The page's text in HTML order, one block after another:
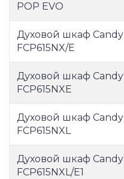
POP EVO
Духовой шкаф Candy
FCP615NX/E
Духовой шкаф Candy
FCP615NXE
Духовой шкаф Candy
FCP615NXL
Духовой шкаф Candy
FCP615NXL/E1